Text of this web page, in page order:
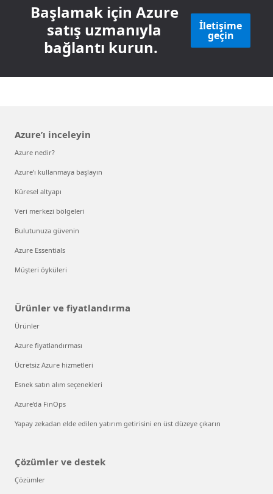
Başlamak için Azure
satış uzmanıyla
bağlantı kurun.
İletişime
geçin
Azure’ı inceleyin
Azure nedir?
Azure’ı kullanmaya başlayın
Küresel altyapı
Veri merkezi bölgeleri
Bulutunuza güvenin
Azure Essentials
Müşteri öyküleri
Ürünler ve fiyatlandırma
Ürünler
Azure fiyatlandırması
Ücretsiz Azure hizmetleri
Esnek satın alım seçenekleri
Azure’da FinOps
Yapay zekadan elde edilen yatırım getirisini en üst düzeye çıkarın
Çözümler ve destek
Çözümler